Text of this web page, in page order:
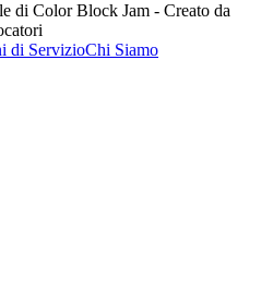
di Color Block Jam - Creato da
di ServizioChi Siamo